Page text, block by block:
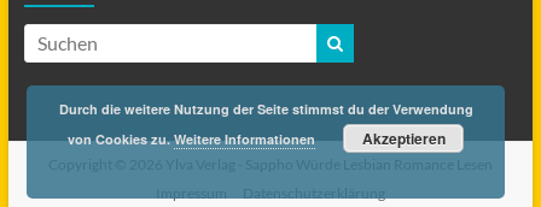
Durch die weitere Nutzung der Seite stimmst du der Verwendung
von Cookies zu.Weitere Informationen Akzeptieren